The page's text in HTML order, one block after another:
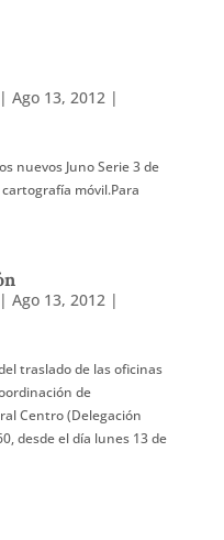
| Ago 13, 2012|
nuevos Juno Serie 3 de
móvil.Para
| Ago 13, 2012|
traslado de las oficinas
de
Centro (Delegación
desde el día lunes 13 de